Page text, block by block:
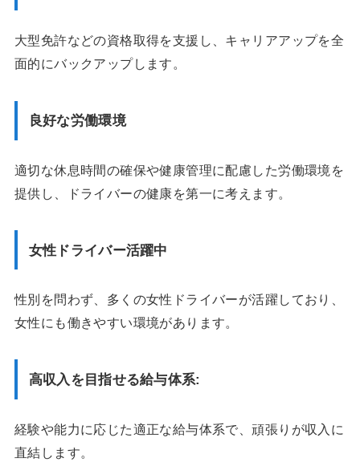
大型免許などの資格取得を支援し、キャリアアップを全
面的にバックアップします。
良好な労働環境
適切な休息時間の確保や健康管理に配慮した労働環境を
提供し、ドライバーの健康を第一に考えます。
女性ドライバー活躍中
性別を問わず、多くの女性ドライバーが活躍しており、
女性にも働きやすい環境があります。
高収入を目指せる給与体系:
経験や能力に応じた適正な給与体系で、頑張りが収入に
直結します。